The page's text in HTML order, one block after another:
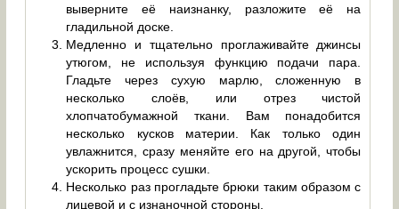
выверните её наизнанку, разложите её на
гладильной доске.
Медленно и тщательно проглаживайте джинсы
утюгом, не используя функцию подачи пара.
Гладьте через сухую марлю, сложенную в
несколько слоёв, или отрез чистой
хлопчатобумажной ткани. Вам понадобится
несколько кусков материи. Как только один
увлажнится, сразу меняйте его на другой, чтобы
ускорить процесс сушки.
Несколько раз прогладьте брюки таким образом с
лицевой и с изнаночной стороны.